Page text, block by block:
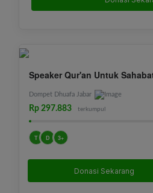
Speaker Qur'an Untuk
Dompet Dhuafa Jabar
Rp 297.883 terkumpul
T D 3+
Donasi Sekarang